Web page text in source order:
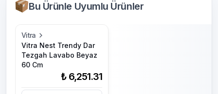
Bu Ürünle Uyumlu Ürünler
Vitra
Vitra Nest Trendy Dar
Tezgah Lavabo Beyaz
60 Cm
₺ 6,251.31